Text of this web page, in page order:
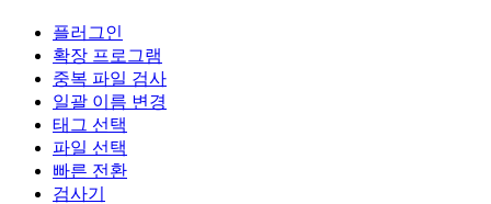
플러그인
확장 프로그램
중복 파일 검사
일괄 이름 변경
태그 선택
파일 선택
빠른 전환
검사기